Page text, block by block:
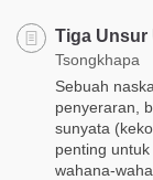
Tiga Unsur
Tsongkhapa
Sebuah
penyeraran,
sunyata
penting
wahana-